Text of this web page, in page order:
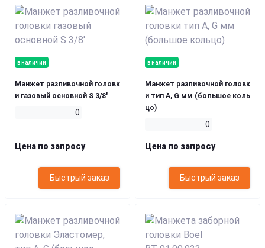
в наличии
Манжет разливочной головк
и газовый основной S 3/8'
0
Цена по запросу
Быстрый заказ
в наличии
Манжет разливочной головк
и тип A, G мм (большое коль
цо)
0
Цена по запросу
Быстрый заказ